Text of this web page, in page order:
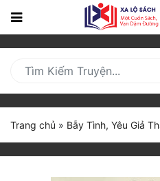
Trang
Mới
Cập
Nhật
(current)
Trang chủ » Bẫy Tình, Yêu Giả